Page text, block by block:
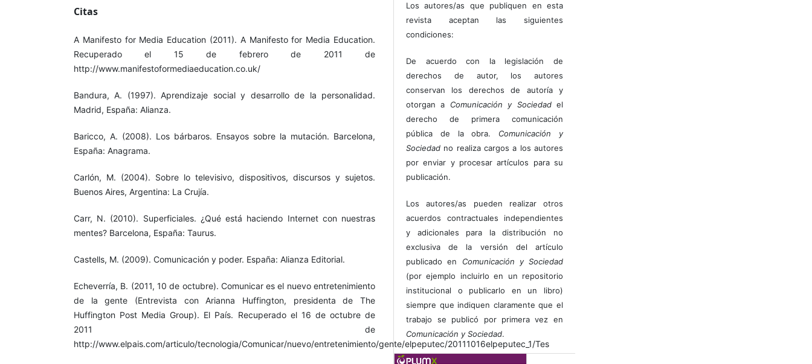
Citas
A Manifesto for Media Education (2011). A Manifesto for Media Education.
Recuperado el 15 de febrero de 2011 de
http://www.manifestoformediaeducation.co.uk/
Bandura, A. (1997). Aprendizaje social y desarrollo de la personalidad.
Madrid, España: Alianza.
Baricco, A. (2008). Los bárbaros. Ensayos sobre la mutación. Barcelona,
España: Anagrama.
Carlón, M. (2004). Sobre lo televisivo, dispositivos, discursos y sujetos.
Buenos Aires, Argentina: La Crujía.
Carr, N. (2010). Superficiales. ¿Qué está haciendo Internet con nuestras
mentes? Barcelona, España: Taurus.
Castells, M. (2009). Comunicación y poder. España: Alianza Editorial.
Echeverría, B. (2011, 10 de octubre). Comunicar es el nuevo entretenimiento
de la gente (Entrevista con Arianna Huffington, presidenta de The
Huffington Post Media Group). El País. Recuperado el 16 de octubre de
2011 de
http://www.elpais.com/articulo/tecnologia/Comunicar/nuevo/entretenimiento/gente/elpeputec/20111016elpeputec_1/Tes
Los autores/as que publiquen en esta
revista aceptan las siguientes
condiciones:
De acuerdo con la legislación de
derechos de autor, los autores
conservan los derechos de autoría y
otorgan a Comunicación y Sociedadel
derecho de primera comunicación
pública de la obra. Comunicación y
Sociedad no realiza cargos a los autores
por enviar y procesar artículos para su
publicación.
Los autores/as pueden realizar otros
acuerdos contractuales independientes
y adicionales para la distribución no
exclusiva de la versión del artículo
publicado en Comunicación y Sociedad
(por ejemplo incluirlo en un repositorio
institucional o publicarlo en un libro)
siempre que indiquen claramente que el
trabajo se publicó por primera vez en
Comunicación y Sociedad.